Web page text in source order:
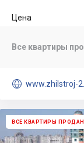
Цена
Все квартиры
 www.zhilstroj-
ВСЕ КВАРТИРЫ